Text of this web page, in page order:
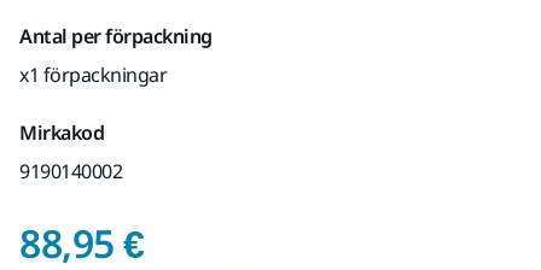
Antal per förpackning
x1 förpackningar
Mirkakod
9190140002
88,95 €Pris med Moms 25,5